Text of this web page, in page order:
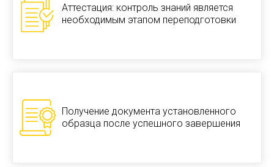
Аттестация: контроль знаний является
необходимым этапом переподготовки
Получение документа установленного
образца после успешного завершения